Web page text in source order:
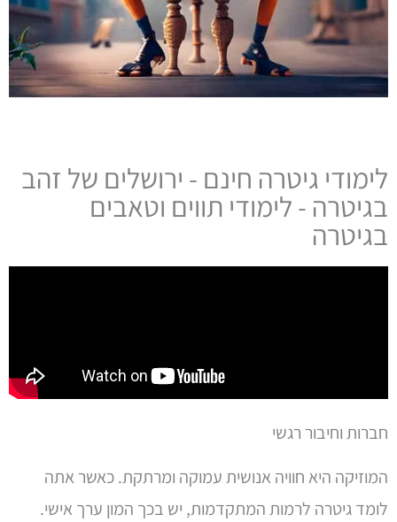
לימודי גיטרה חינם - ירושלים של זהב
בגיטרה - לימודי תווים וטאבים
בגיטרה
חברות וחיבור רגשי
המוזיקה היא חוויה אנושית עמוקה ומרתקת. כאשר אתה
לומד גיטרה לרמות המתקדמות, יש בכך המון ערך אישי.